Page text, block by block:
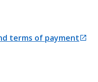
terms of payment